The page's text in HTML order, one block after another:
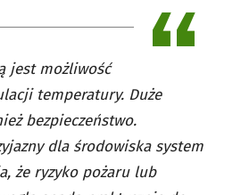
jest możliwość
temperatury. Duże
bezpieczeństwo.
dla środowiska system
że ryzyko pożaru lub